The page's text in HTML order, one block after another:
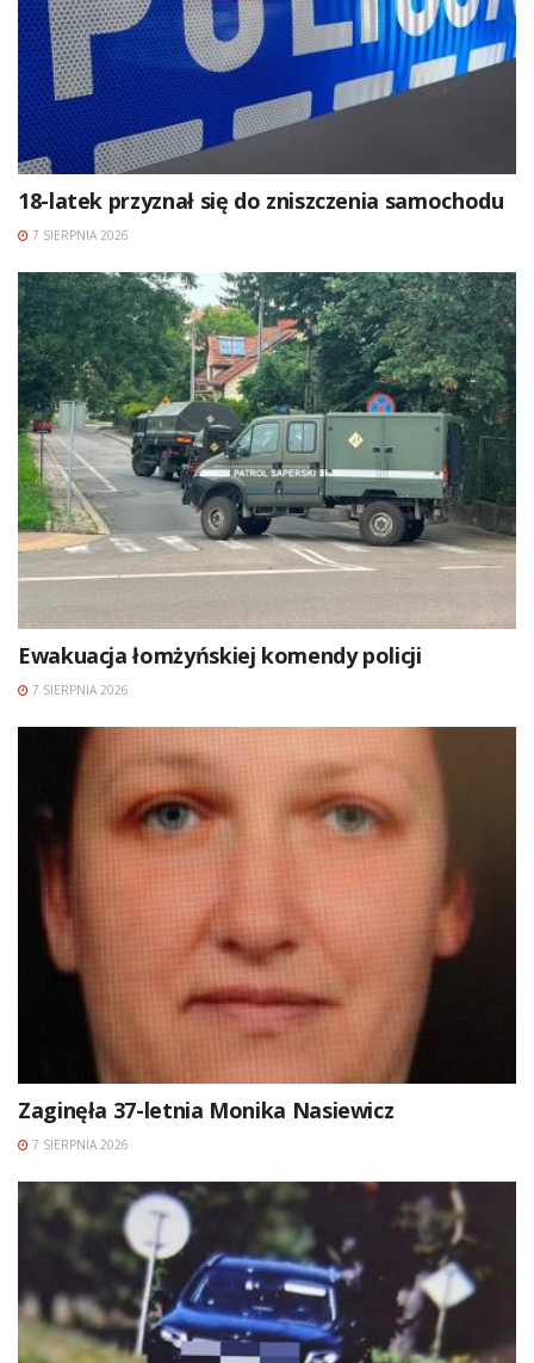
18-latek przyznał się do zniszczenia samochodu
7 SIERPNIA 2026
Ewakuacja łomżyńskiej komendy policji
7 SIERPNIA 2026
Zaginęła 37-letnia Monika Nasiewicz
7 SIERPNIA 2026